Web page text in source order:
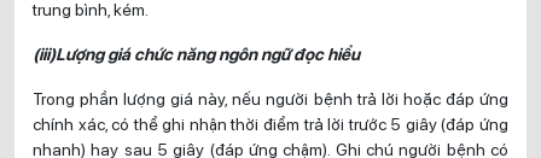
trung bình, kém.
(iii)Lượng giá chức năng ngôn ngữ đọc hiểu
Trong phần lượng giá này, nếu người bệnh trả lời hoặc đáp ứng
chính xác, có thể ghi nhận thời điểm trả lời trước 5 giây (đáp ứng
nhanh) hay sau 5 giây (đáp ứng chậm). Ghi chú người bệnh có